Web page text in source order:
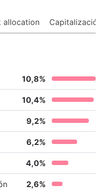
allocation Capitalización
10,8%
10,4%
9,2%
6,2%
4,0%
2,6%